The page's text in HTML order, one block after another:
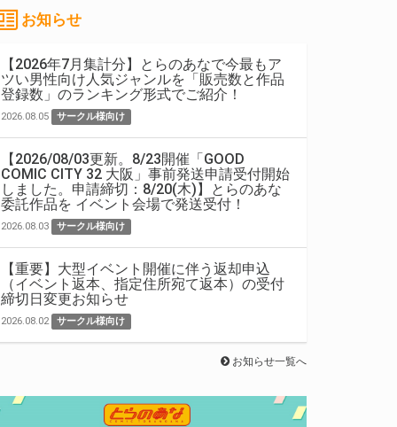
お知らせ
【2026年7月集計分】とらのあなで今最もア
ツい男性向け人気ジャンルを「販売数と作品
登録数」のランキング形式でご紹介！
2026.08.05 サークル様向け
【2026/08/03更新。8/23開催「GOOD
COMIC CITY 32 大阪」事前発送申請受付開始
しました。申請締切：8/20(木)】とらのあな
委託作品を イベント会場で発送受付！
2026.08.03 サークル様向け
【重要】大型イベント開催に伴う返却申込
（イベント返本、指定住所宛て返本）の受付
締切日変更お知らせ
2026.08.02 サークル様向け
お知らせ一覧へ